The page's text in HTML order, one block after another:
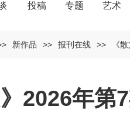
投稿 专题 艺术
新作品 >> 报刊在线 >> 《散
》2026年